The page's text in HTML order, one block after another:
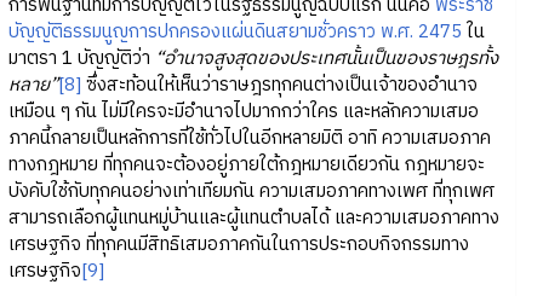
บัญญัติธรรมนูญการปกครองแผ่นดินสยามชั่วคราว พ.ศ. 2475 ใน
มาตรา 1 บัญญัติว่า “อำนาจสูงสุดของประเทศนั้นเป็นของราษฎรทั้ง
หลาย”[8] ซึ่งสะท้อนให้เห็นว่าราษฎรทุกคนต่างเป็นเจ้าของอำนาจ
เหมือน ๆ กัน ไม่มีใครจะมีอำนาจไปมากกว่าใคร และหลักความเสมอ
ภาคนี้กลายเป็นหลักการที่ใช้ทั่วไปในอีกหลายมิติ อาทิ ความเสมอภาค
ทางกฎหมาย ที่ทุกคนจะต้องอยู่ภายใต้กฎหมายเดียวกัน กฎหมายจะ
บังคับใช้กับทุกคนอย่างเท่าเทียมกัน ความเสมอภาคทางเพศ ที่ทุกเพศ
สามารถเลือกผู้แทนหมู่บ้านและผู้แทนตำบลได้ และความเสมอภาคทาง
เศรษฐกิจ ที่ทุกคนมีสิทธิเสมอภาคกันในการประกอบกิจกรรมทาง
เศรษฐกิจ[9]